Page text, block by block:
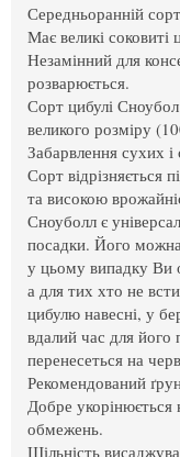
Середньоранній
Має великі
Незамінний для
розварюється.
Сорт цибулі
великого розміру
Забарвлення сухих і
Сорт відрізняється
та високою
Сноуболл є
посадки. Його
у цьому випадку Ви
а для тих хто не
цибулю навесні, у
вдалий час для
перенесеться на
Рекомендований
Добре укорінюється
обмежень.
Щільність